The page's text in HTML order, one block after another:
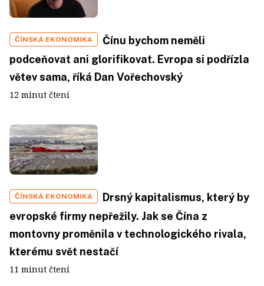
ČÍNSKÁ EKONOMIKA
Čínu bychom neměli
podceňovat ani glorifikovat. Evropa si podřízla
větev sama, říká Dan Vořechovský
12 minut čtení
ČÍNSKÁ EKONOMIKA
Drsný kapitalismus, který by
evropské firmy nepřežily. Jak se Čína z
montovny proměnila v technologického rivala,
kterému svět nestačí
11 minut čtení